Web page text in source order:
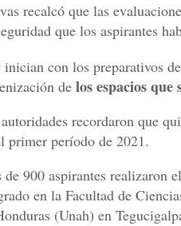
recalcó que las
que los aspirantes
inician con los preparativos
de los espacios
recordaron que
primer período de 2021.
de 900 aspirantes realizaron
en la Facultad de
(Unah) en